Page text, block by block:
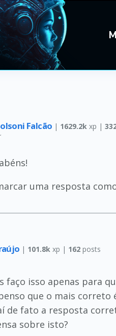
Falcão | 1629.2k xp |
uma resposta
| 101.8k xp | 162 posts
faço isso apenas para
que o mais
de fato a resposta
sobre isto?